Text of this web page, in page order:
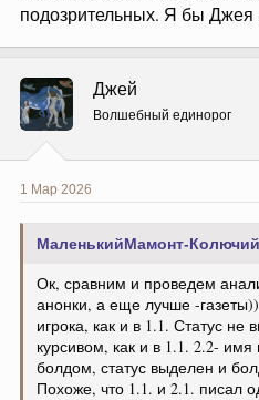
подозрительных. Я бы
Джей
Волшебный единорог
1 Мар 2026
МаленькийМамонт-
Ок, сравним и проведем
анонки, а еще лучше -
игрока, как и в 1.1. Статус
курсивом, как и в 1.1. 2.2-
болдом, статус выделен и
Похоже, что 1.1. и 2.1. писал